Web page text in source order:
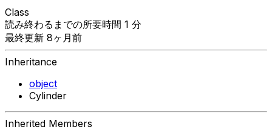
Class
読み終わるまでの所要時間 1 分
最終更新 8ヶ月前
Inheritance
object
Cylinder
Inherited Members